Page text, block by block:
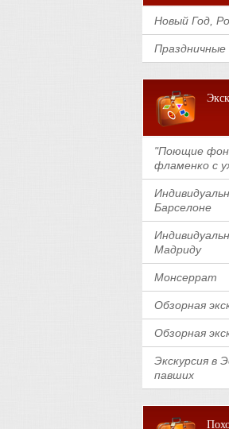
Новый Год,
Праздничные
"Поющие
фламенко с
Барселоне
Мадриду
Монсеррат
Обзорная
Обзорная
Экскурсия в
павших